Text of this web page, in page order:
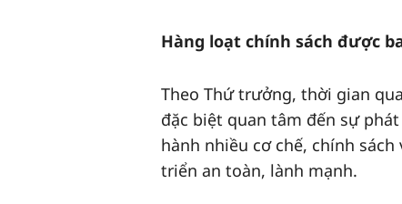
Hàng loạt chính sách được
Theo Thứ trưởng, thời gian
đặc biệt quan tâm đến sự
hành nhiều cơ chế, chính
triển an toàn, lành mạnh.